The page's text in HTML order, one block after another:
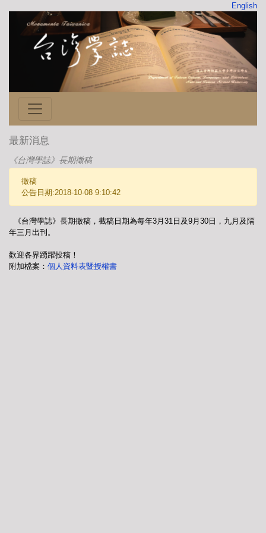
English
最新消息
《台灣學誌》長期徵稿
徵稿
公告日期:2018-10-08 9:10:42
《台灣學誌》長期徵稿，截稿日期為每年3月31日及9月30日，九月及隔
年三月出刊。
歡迎各界踴躍投稿！
附加檔案： 個人資料表暨授權書